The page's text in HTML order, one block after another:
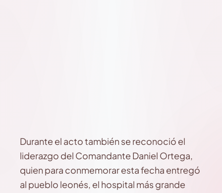
Durante el acto también se reconoció el
liderazgo del Comandante Daniel Ortega,
quien para conmemorar esta fecha entregó
al pueblo leonés, el hospital más grande